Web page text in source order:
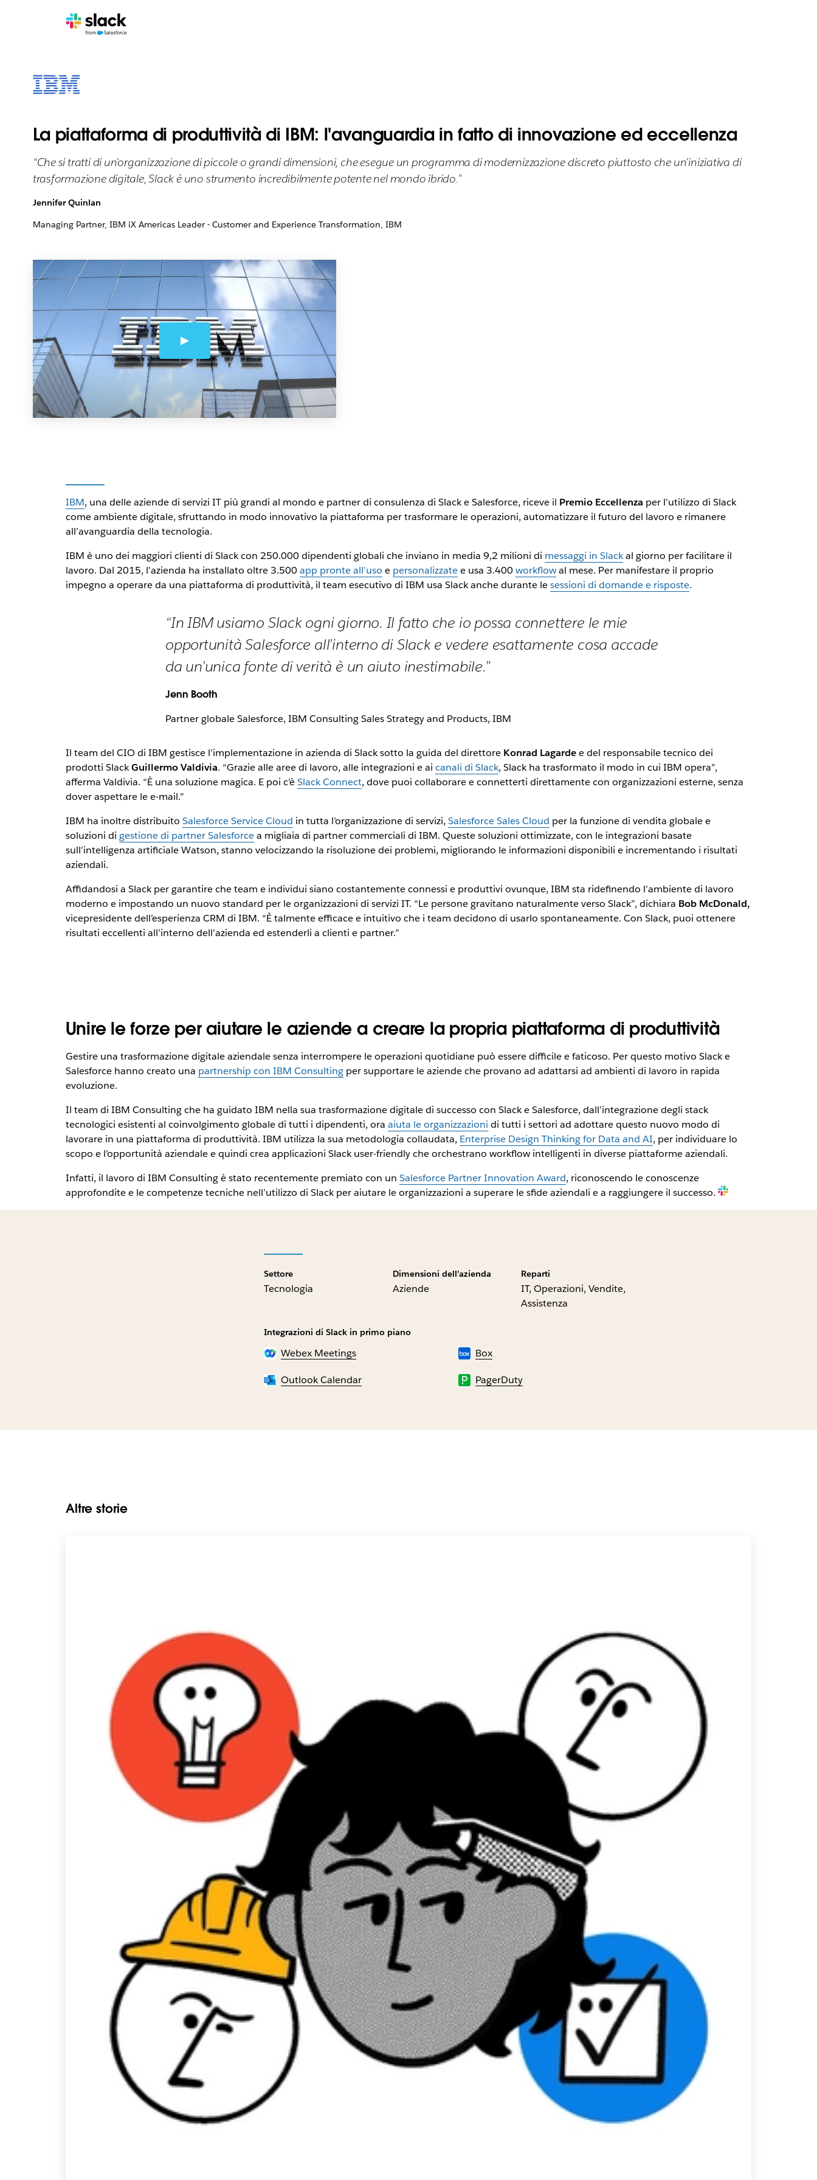
La piattaforma di produttività di IBM: l'avanguardia in fatto di innovazione ed eccellenza
“Che si tratti di un’organizzazione di piccole o grandi dimensioni, che esegue un programma di modernizzazione discreto piuttosto che un’iniziativa di
trasformazione digitale, Slack è uno strumento incredibilmente potente nel mondo ibrido.”
Jennifer Quinlan
Managing Partner, IBM iX Americas Leader - Customer and Experience Transformation, IBM
IBM, una delle aziende di servizi IT più grandi al mondo e partner di consulenza di Slack e Salesforce, riceve il Premio Eccellenza per l’utilizzo di Slack
come ambiente digitale, sfruttando in modo innovativo la piattaforma per trasformare le operazioni, automatizzare il futuro del lavoro e rimanere
all’avanguardia della tecnologia.
IBM è uno dei maggiori clienti di Slack con 250.000 dipendenti globali che inviano in media 9,2 milioni di messaggi in Slackal giorno per facilitare il
lavoro. Dal 2015, l’azienda ha installato oltre 3.500 app pronte all’uso e personalizzatee usa 3.400 workflowal mese. Per manifestare il proprio
impegno a operare da una piattaforma di produttività, il team esecutivo di IBM usa Slack anche durante lesessioni di domande e risposte.
“In IBM usiamo Slack ogni giorno. Il fatto che io possa connettere le mie
opportunità Salesforce all’interno di Slack e vedere esattamente cosa accade
da un’unica fonte di verità è un aiuto inestimabile.”
Jenn Booth
Partner globale Salesforce, IBM Consulting Sales Strategy and Products, IBM
Il team del CIO di IBM gestisce l’implementazione in azienda di Slack sotto la guida del direttore Konrad Lagardee del responsabile tecnico dei
prodotti SlackGuillermo Valdivia. “Grazie alle aree di lavoro, alle integrazioni e ai canali di Slack, Slack ha trasformato il modo in cui IBM opera”,
afferma Valdivia. “È una soluzione magica. E poi c’èSlack Connect, dove puoi collaborare e connetterti direttamente con organizzazioni esterne, senza
dover aspettare le e-mail.”
IBM ha inoltre distribuito Salesforce Service Cloud in tutta l’organizzazione di servizi, Salesforce Sales Cloud per la funzione di vendita globale e
soluzioni di gestione di partner Salesforcea migliaia di partner commerciali di IBM. Queste soluzioni ottimizzate, con le integrazioni basate
sull’intelligenza artificiale Watson, stanno velocizzando la risoluzione dei problemi, migliorando le informazioni disponibili e incrementando i risultati
aziendali.
Affidandosi a Slack per garantire che team e individui siano costantemente connessi e produttivi ovunque, IBM sta ridefinendo l’ambiente di lavoro
moderno e impostando un nuovo standard per le organizzazioni di servizi IT. “Le persone gravitano naturalmente verso Slack”, dichiara Bob McDonald,
vicepresidente dell’esperienza CRM di IBM. “È talmente efficace e intuitivo che i team decidono di usarlo spontaneamente. Con Slack, puoi ottenere
risultati eccellenti all’interno dell’azienda ed estenderli a clienti e partner.”
Unire le forze per aiutare le aziende a creare la propria piattaforma di produttività
Gestire una trasformazione digitale aziendale senza interrompere le operazioni quotidiane può essere difficile e faticoso. Per questo motivo Slack e
Salesforce hanno creato una partnership con IBM Consultingper supportare le aziende che provano ad adattarsi ad ambienti di lavoro in rapida
evoluzione.
Il team di IBM Consulting che ha guidato IBM nella sua trasformazione digitale di successo con Slack e Salesforce, dall’integrazione degli stack
tecnologici esistenti al coinvolgimento globale di tutti i dipendenti, ora aiuta le organizzazioni di tutti i settori ad adottare questo nuovo modo di
lavorare in una piattaforma di produttività. IBM utilizza la sua metodologia collaudata, Enterprise Design Thinking for Data and AI, per individuare lo
scopo e l’opportunità aziendale e quindi crea applicazioni Slack user-friendly che orchestrano workflow intelligenti in diverse piattaforme aziendali.
Infatti, il lavoro di IBM Consulting è stato recentemente premiato con un Salesforce Partner Innovation Award, riconoscendo le conoscenze
approfondite e le competenze tecniche nell’utilizzo di Slack per aiutare le organizzazioni a superare le sfide aziendali e a raggiungere il successo.
Settore
Tecnologia
Dimensioni dell’azienda
Aziende
Reparti
IT, Operazioni, Vendite,
Assistenza
Integrazioni di Slack in primo piano
Webex Meetings Box
Outlook Calendar PagerDuty
Altre storie